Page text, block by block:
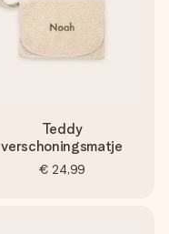
Teddy
verschoningsmatje
€ 24,99